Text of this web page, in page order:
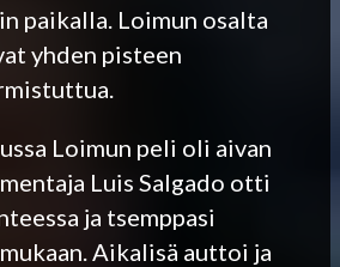
paikalla. Loimun osalta
yhden pisteen
Loimun peli oli aivan
Luis Salgado otti
ja tsemppasi
Aikalisä auttoi ja